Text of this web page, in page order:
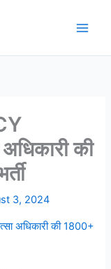
की
3, 2024
अधिकारी की 1800+